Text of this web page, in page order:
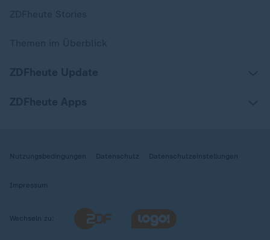
Nutzungsbedingungen Datenschutz Datenschutzeinstellungen
Impressum
Wechseln zu: